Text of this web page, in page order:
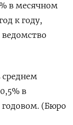
в месячном
к году,
ведомство
в
(Бюро